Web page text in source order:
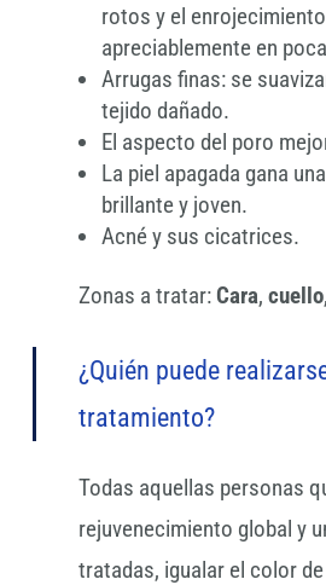
rotos y el
apreciablemente en
Arrugas finas: se
tejido dañado.
El aspecto del poro
La piel apagada gana
brillante y joven.
Acné y sus cicatrices.
Zonas a tratar:Cara,cuello
¿Quién puede
tratamiento?
Todas aquellas personas
rejuvenecimiento global y
tratadas, igualar el color